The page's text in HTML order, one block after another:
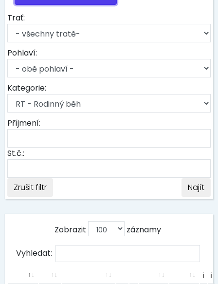
Trať:
Pohlaví:
Kategorie:
Příjmení:
St.č.:
Zrušit filtr Najít
Zobrazit záznamy
Vyhledat:
ℹ
ℹ